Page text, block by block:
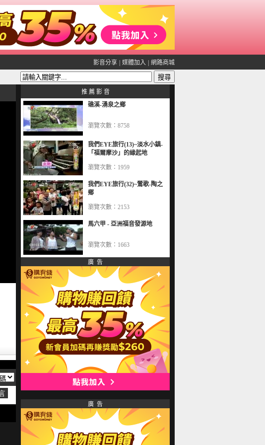
影音分享 媒體加入 網路商城
推 薦 影 音
礁溪-湧泉之鄉
瀏覽次數：8758
我們EYE旅行(13)~淡水小鎮-
「福爾摩沙」的緣起地
瀏覽次數：1959
我們EYE旅行(32)~鶯歌-陶之
鄉
瀏覽次數：2153
馬六甲 - 亞洲福音發源地
瀏覽次數：1663
廣 告
廣 告